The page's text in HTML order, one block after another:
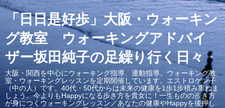
「日日是好歩」大阪・ウォーキン
グ教室 ウォーキングアドバイ
ザー坂田純子の足繰り行く日々
大阪・関西を中心にウォーキング指導、運動指導。ウォーキング教
室・ウォーキングレッスンを定期開催しています。エストロゲン子
（中の人）です。40代・50代からは未来の健康を1歩1歩積み重ねま
しょう。今よりもHappyになる歩き方を貴女に！一生ものの歩き方
が身につくウォーキングレッスン／あなたの健康やHappyを後押し